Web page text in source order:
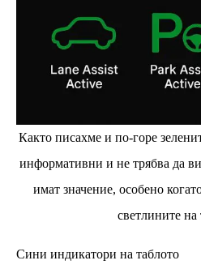
Както писахме и по-горе
информативни и не трябва да
имат значение, особено
светлините на
Сини индикатори на таблото